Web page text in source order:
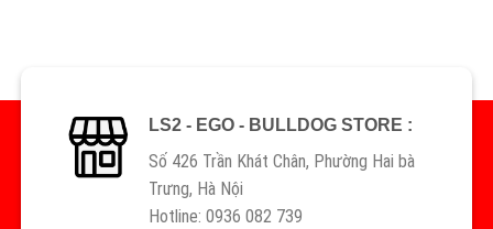
LS2 - EGO - BULLDOG STORE :
Số 426 Trần Khát Chân, Phường Hai bà
Trưng, Hà Nội
Hotline: 0936 082 739